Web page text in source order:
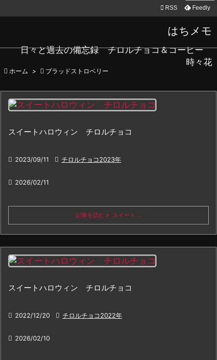
はちメモ
日々と過去の備忘録 チロルチョコ＆コーヒー
時々花
 RSS Feedly
 ホーム >  ブラッドストロベリー
スイートハロウィン チロルチョコ
 2023/09/11  チロルチョコ2023年
 2026/02/11
記事を読む スイート ...
スイートハロウィン チロルチョコ
 2022/12/20  チロルチョコ2022年
 2026/02/10